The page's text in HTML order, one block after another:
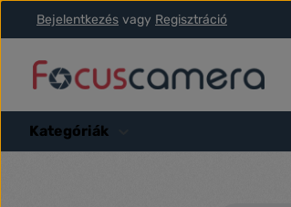
a fő tartalomra
Ugrás a kereséshez
Ugrás a fő navigációhoz
Bejelentkezés vagy Regisztráció
Kategóriák